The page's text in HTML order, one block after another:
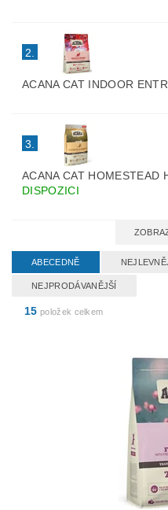
2.
ACANA CAT INDOOR
3.
ACANA CAT HOMESTEAD
DISPOZICI
ABECEDNĚ
NEJPRODÁVANĚJŠÍ
15 položek celkem